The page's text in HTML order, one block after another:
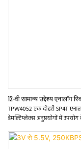
12-वी सामान्य उद्देश्य एनालॉग
TPW4052 एक दोहरी SP4T
डेमल्टिप्लेक्स अनुप्रयोगों में
इनपुट (/E) शामिल हैं। जब /ई